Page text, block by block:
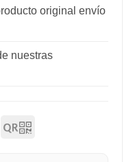
original envío
nuestras